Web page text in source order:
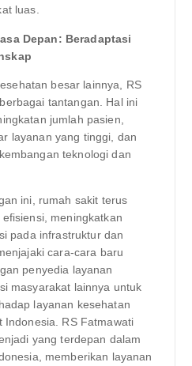
luas.
Depan: Beradaptasi
besar lainnya, RS
tantangan. Hal ini
jumlah pasien,
layanan yang tinggi, dan
teknologi dan
ini, rumah sakit terus
meningkatkan
pada infrastruktur dan
cara-cara baru
penyedia layanan
masyarakat lainnya untuk
layanan kesehatan
Indonesia. RS Fatmawati
yang terdepan dalam
memberikan layanan